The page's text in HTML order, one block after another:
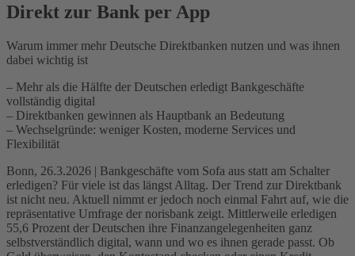
Direkt zur Bank per App
Warum immer mehr Deutsche Direktbanken nutzen und was ihnen
dabei wichtig ist
– Mehr als die Hälfte der Deutschen erledigt Bankgeschäfte
vollständig digital
– Direktbanken gewinnen als Hauptbank an Bedeutung
– Wechselgründe: weniger Kosten, moderne Services und
Flexibilität
Bonn, 26.3.2026 | Bankgeschäfte vom Sofa aus statt am Schalter
erledigen? Für viele ist das längst Alltag. Der Trend zur Direktbank
ist nicht neu. Aktuell nimmt er jedoch noch einmal Fahrt auf, wie die
repräsentative Umfrage der norisbank zeigt. Mittlerweile erledigen
55,6 Prozent der Deutschen ihre Finanzangelegenheiten ganz
selbstverständlich digital, wann und wo es ihnen gerade passt. Ob